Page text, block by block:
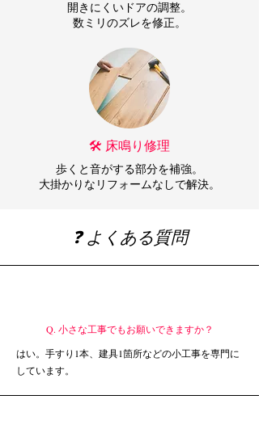
開きにくいドアの調整。
数ミリのズレを修正。
🛠 床鳴り修理
歩くと音がする部分を補強。
大掛かりなリフォームなしで解決。
❓ よくある質問
Q. 小さな工事でもお願いできますか？
はい。手すり1本、建具1箇所などの小工事を専門に
しています。